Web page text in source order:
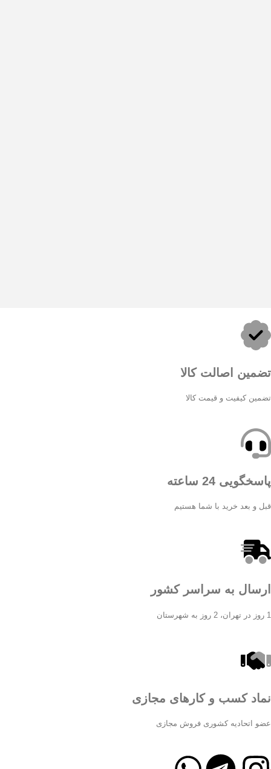
تضمین اصالت کالا
تضمین کیفیت و قیمت کالا
پاسخگویی 24 ساعته
قبل و بعد خرید با شما هستیم
ارسال به سراسر کشور
1 روز در تهران، 2 روز به شهرستان
نماد کسب و کارهای مجازی
عضو اتحادیه کشوری فروش مجازی